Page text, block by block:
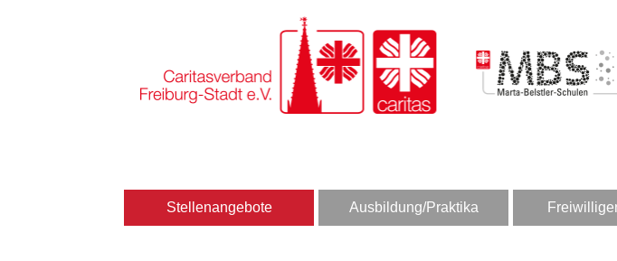
Stellenangebote Ausbildung/Praktika